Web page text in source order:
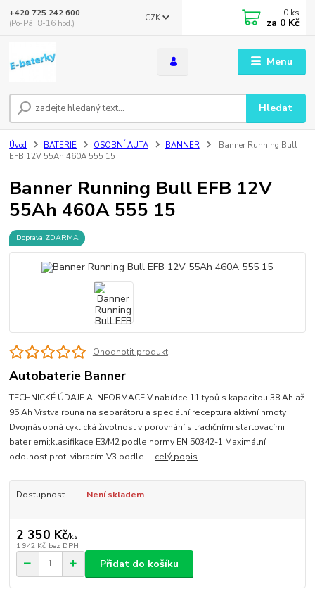
Menu
CZK
Hledat
+420 725 242 600
(Po-Pá, 8-16 hod.)
0 ks
za 0 Kč
Úvod BATERIE OSOBNÍ AUTA BANNER
Banner Running Bull
EFB 12V 55Ah 460A 555 15
Banner Running Bull EFB 12V
55Ah 460A 555 15
Doprava ZDARMA
Ohodnotit produkt
Autobaterie Banner
TECHNICKÉ ÚDAJE A INFORMACE V nabídce 11 typů s kapacitou 38 Ah až
95 Ah Vrstva rouna na separátoru a speciální receptura aktivní hmoty
Dvojnásobná cyklická životnost v porovnání s tradičními startovacími
bateriemi;klasifikace E3/M2 podle normy EN 50342-1 Maximální
odolnost proti vibracím V3 podle ... celý popis
Dostupnost Není skladem
2 350 Kč/ks
1 942 Kč bez DPH
Přidat do košíku